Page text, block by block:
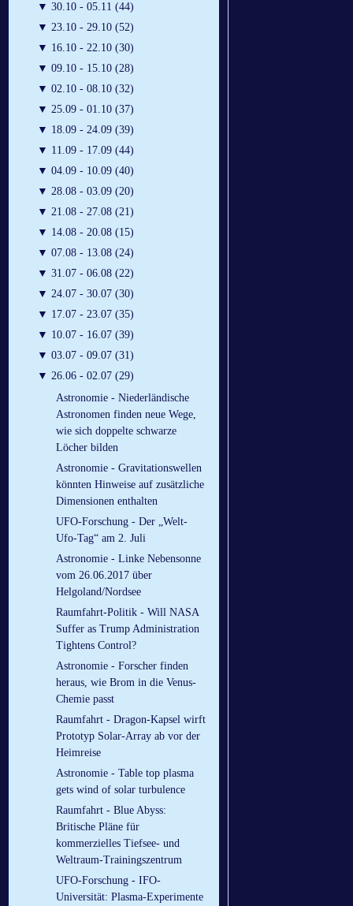
▼ 30.10 - 05.11 (44)
▼ 23.10 - 29.10 (52)
▼ 16.10 - 22.10 (30)
▼ 09.10 - 15.10 (28)
▼ 02.10 - 08.10 (32)
▼ 25.09 - 01.10 (37)
▼ 18.09 - 24.09 (39)
▼ 11.09 - 17.09 (44)
▼ 04.09 - 10.09 (40)
▼ 28.08 - 03.09 (20)
▼ 21.08 - 27.08 (21)
▼ 14.08 - 20.08 (15)
▼ 07.08 - 13.08 (24)
▼ 31.07 - 06.08 (22)
▼ 24.07 - 30.07 (30)
▼ 17.07 - 23.07 (35)
▼ 10.07 - 16.07 (39)
▼ 03.07 - 09.07 (31)
▼ 26.06 - 02.07 (29)
Astronomie - Niederländische
Astronomen finden neue Wege,
wie sich doppelte schwarze
Löcher bilden
Astronomie - Gravitationswellen
könnten Hinweise auf zusätzliche
Dimensionen enthalten
UFO-Forschung - Der „Welt-
Ufo-Tag“ am 2. Juli
Astronomie - Linke Nebensonne
vom 26.06.2017 über
Helgoland/Nordsee
Raumfahrt-Politik - Will NASA
Suffer as Trump Administration
Tightens Control?
Astronomie - Forscher finden
heraus, wie Brom in die Venus-
Chemie passt
Raumfahrt - Dragon-Kapsel wirft
Prototyp Solar-Array ab vor der
Heimreise
Astronomie - Table top plasma
gets wind of solar turbulence
Raumfahrt - Blue Abyss:
Britische Pläne für
kommerzielles Tiefsee- und
Weltraum-Trainingszentrum
UFO-Forschung - IFO-
Universität: Plasma-Experimente